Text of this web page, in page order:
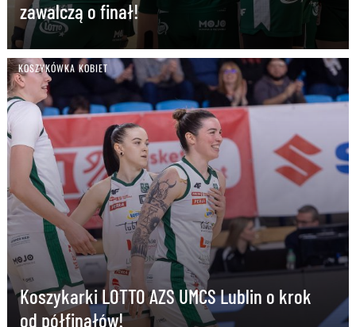
zawalczą o finał!
KOSZYKÓWKA KOBIET
Koszykarki LOTTO AZS UMCS Lublin o krok
od półfinałów!